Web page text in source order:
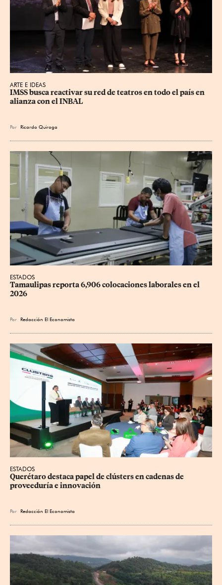
ARTE E IDEAS
IMSS busca reactivar su red de teatros en todo el país en
alianza con el INBAL
Por Ricardo Quiroga
ESTADOS
Tamaulipas reporta 6,906 colocaciones laborales en el
2026
Por Redacción El Economista
ESTADOS
Querétaro destaca papel de clústers en cadenas de
proveeduría e innovación
Por Redacción El Economista